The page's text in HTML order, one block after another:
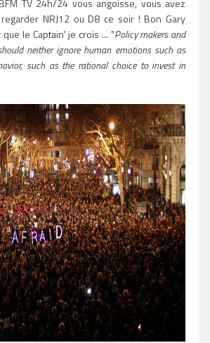
TV 24h/24 vous angoisse, vous avez
NRJ12 ou D8 ce soir ! Bon Gary
le Captain' je crois ... "Policy makers and
neither ignore human emotions such as
such as the rational choice to invest in